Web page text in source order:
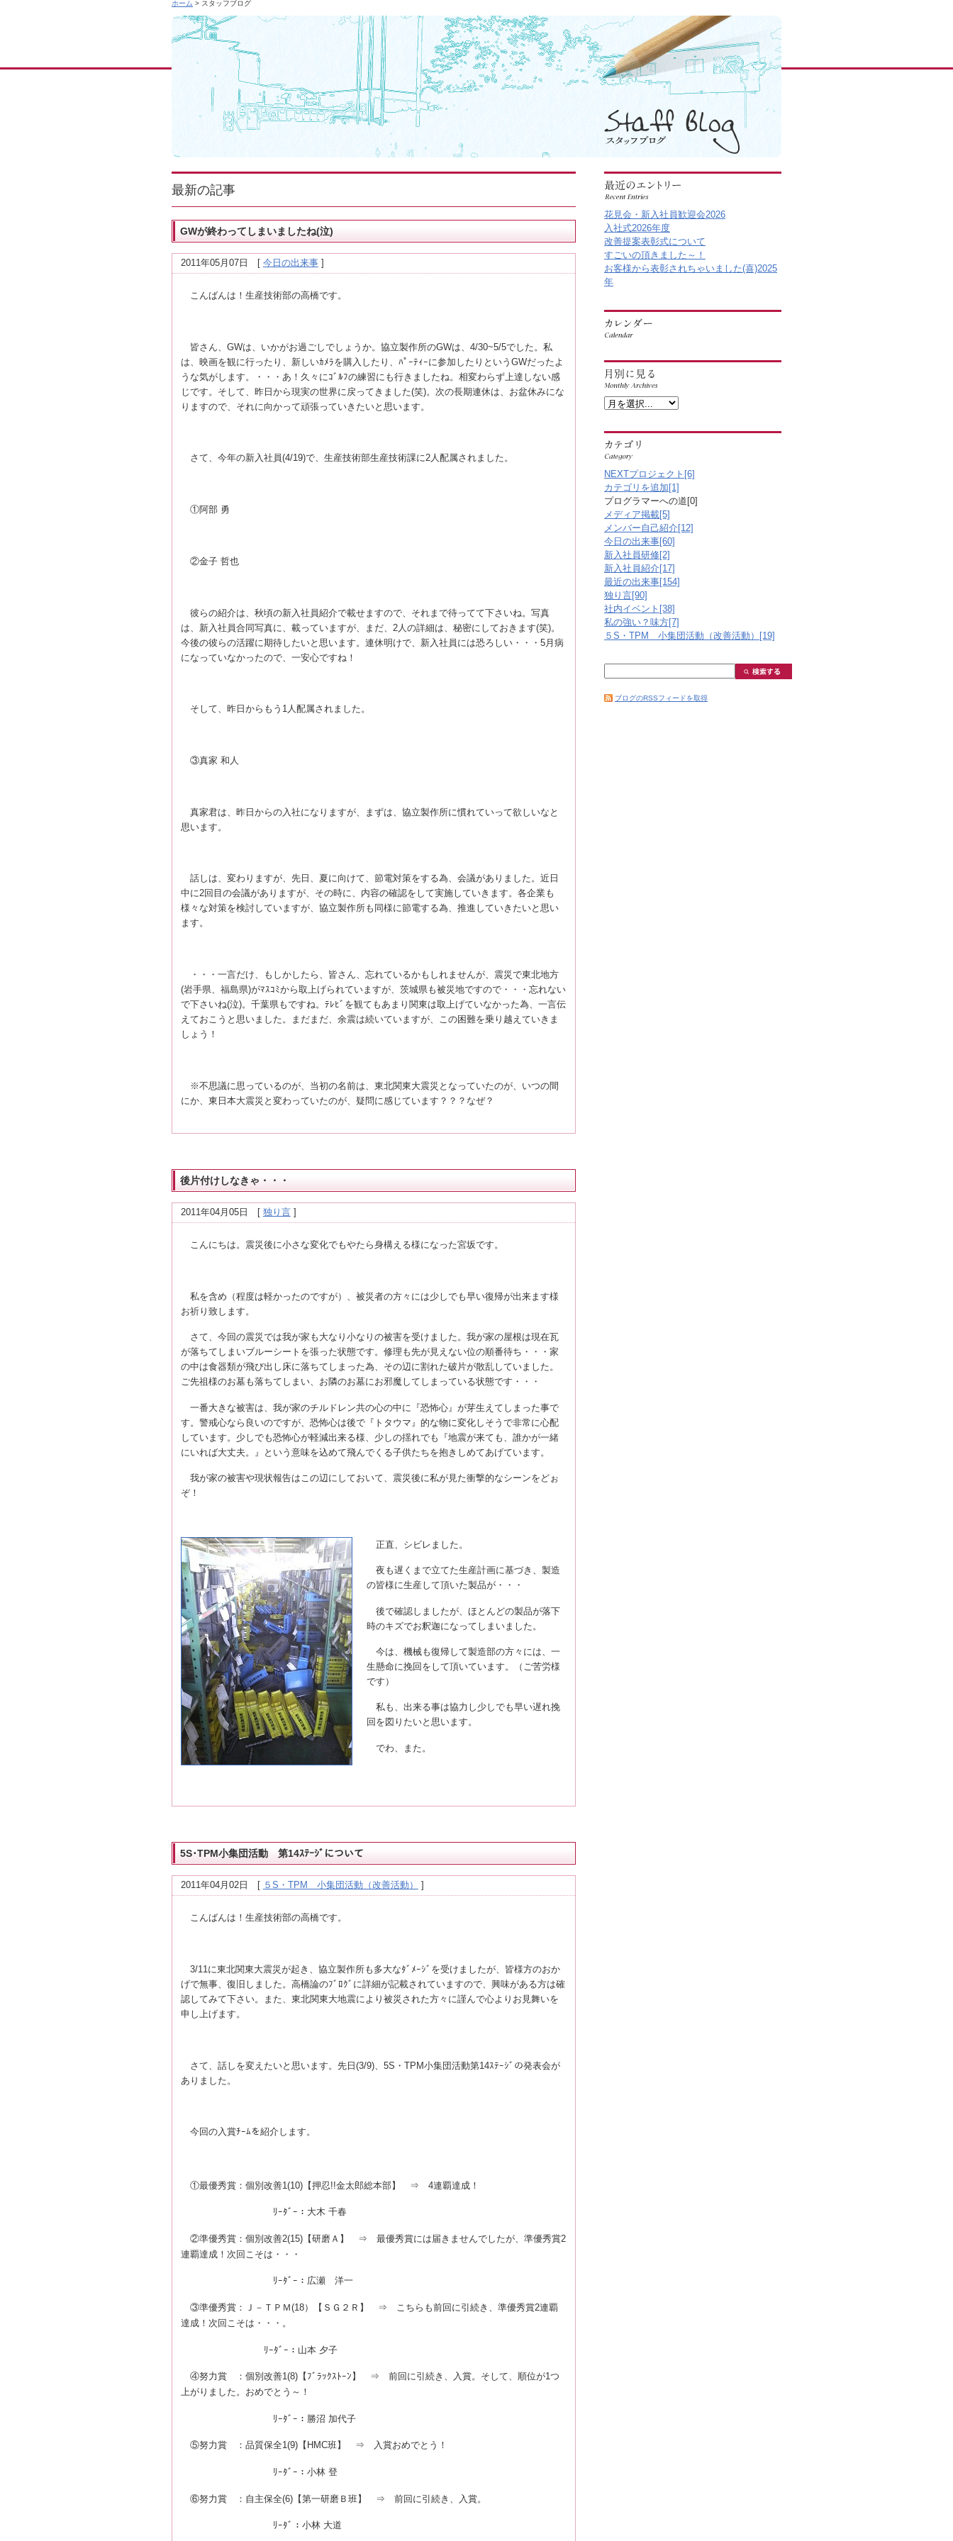
ホーム > スタッフブログ
最新の記事
GWが終わってしまいましたね(泣)
2011年05月07日 [ 今日の出来事]
こんばんは！生産技術部の高橋です。
皆さん、GWは、いかがお過ごしでしょうか。協立製作所のGWは、4/30~5/5でした。私
は、映画を観に行ったり、新しいｶﾒﾗを購入したり、ﾊﾟｰﾃｨｰに参加したりというGWだったよ
うな気がします。・・・あ！久々にｺﾞﾙﾌの練習にも行きましたね。相変わらず上達しない感
じです。そして、昨日から現実の世界に戻ってきました(笑)。次の長期連休は、お盆休みにな
りますので、それに向かって頑張っていきたいと思います。
さて、今年の新入社員(4/19)で、生産技術部生産技術課に2人配属されました。
①阿部 勇
②金子 哲也
彼らの紹介は、秋頃の新入社員紹介で載せますので、それまで待ってて下さいね。写真
は、新入社員合同写真に、載っていますが、まだ、2人の詳細は、秘密にしておきます(笑)。
今後の彼らの活躍に期待したいと思います。連休明けで、新入社員には恐ろしい・・・5月病
になっていなかったので、一安心ですね！
そして、昨日からもう1人配属されました。
③真家 和人
真家君は、昨日からの入社になりますが、まずは、協立製作所に慣れていって欲しいなと
思います。
話しは、変わりますが、先日、夏に向けて、節電対策をする為、会議がありました。近日
中に2回目の会議がありますが、その時に、内容の確認をして実施していきます。各企業も
様々な対策を検討していますが、協立製作所も同様に節電する為、推進していきたいと思い
ます。
・・・一言だけ、もしかしたら、皆さん、忘れているかもしれませんが、震災で東北地方
(岩手県、福島県)がﾏｽｺﾐから取上げられていますが、茨城県も被災地ですので・・・忘れない
で下さいね(泣)。千葉県もですね。ﾃﾚﾋﾞを観てもあまり関東は取上げていなかった為、一言伝
えておこうと思いました。まだまだ、余震は続いていますが、この困難を乗り越えていきま
しょう！
※不思議に思っているのが、当初の名前は、東北関東大震災となっていたのが、いつの間
にか、東日本大震災と変わっていたのが、疑問に感じています？？？なぜ？
後片付けしなきゃ・・・
2011年04月05日 [ 独り言]
こんにちは。震災後に小さな変化でもやたら身構える様になった宮坂です。
私を含め（程度は軽かったのですが）、被災者の方々には少しでも早い復帰が出来ます様
お祈り致します。
さて、今回の震災では我が家も大なり小なりの被害を受けました。我が家の屋根は現在瓦
が落ちてしまいブルーシートを張った状態です。修理も先が見えない位の順番待ち・・・家
の中は食器類が飛び出し床に落ちてしまった為、その辺に割れた破片が散乱していました。
ご先祖様のお墓も落ちてしまい、お隣のお墓にお邪魔してしまっている状態です・・・
一番大きな被害は、我が家のチルドレン共の心の中に『恐怖心』が芽生えてしまった事で
す。警戒心なら良いのですが、恐怖心は後で『トタウマ』的な物に変化しそうで非常に心配
しています。少しでも恐怖心が軽減出来る様、少しの揺れでも『地震が来ても、誰かが一緒
にいれば大丈夫。』という意味を込めて飛んでくる子供たちを抱きしめてあげています。
我が家の被害や現状報告はこの辺にしておいて、震災後に私が見た衝撃的なシーンをどぉ
ぞ！
正直、シビレました。
夜も遅くまで立てた生産計画に基づき、製造
の皆様に生産して頂いた製品が・・・
後で確認しましたが、ほとんどの製品が落下
時のキズでお釈迦になってしまいました。
今は、機械も復帰して製造部の方々には、一
生懸命に挽回をして頂いています。（ご苦労様
です）
私も、出来る事は協力し少しでも早い遅れ挽
回を図りたいと思います。
でわ、また。
5S･TPM小集団活動 第14ｽﾃｰｼﾞについて
2011年04月02日 [ ５S・TPM 小集団活動（改善活動） ]
こんばんは！生産技術部の高橋です。
3/11に東北関東大震災が起き、協立製作所も多大なﾀﾞﾒｰｼﾞを受けましたが、皆様方のおか
げで無事、復旧しました。高橋論のﾌﾞﾛｸﾞに詳細が記載されていますので、興味がある方は確
認してみて下さい。また、東北関東大地震により被災された方々に謹んで心よりお見舞いを
申し上げます。
さて、話しを変えたいと思います。 先日(3/9)、5S・TPM小集団活動第14ｽﾃｰｼﾞの発表会が
ありました。
今回の入賞ﾁｰﾑを紹介します。
①最優秀賞：個別改善1(10)【押忍!!金太郎総本部】 ⇒ 4連覇達成！
ﾘｰﾀﾞｰ：大木 千春
②準優秀賞：個別改善2(15)【研磨Ａ】 ⇒ 最優秀賞には届きませんでしたが、準優秀賞2
連覇達成！次回こそは・・・
ﾘｰﾀﾞｰ：広瀬 洋一
③準優秀賞：Ｊ－ＴＰＭ(18）【ＳＧ２Ｒ】 ⇒ こちらも前回に引続き、準優秀賞2連覇
達成！次回こそは・・・。
ﾘｰﾀﾞｰ：山本 夕子
④努力賞 ：個別改善1(8)【ﾌﾞﾗｯｸｽﾄｰﾝ】 ⇒ 前回に引続き、入賞。そして、順位が1つ
上がりました。おめでとう～！
ﾘｰﾀﾞｰ：勝沼 加代子
⑤努力賞 ：品質保全1(9)【HMC班】 ⇒ 入賞おめでとう！
ﾘｰﾀﾞｰ：小林 登
⑥努力賞 ：自主保全(6)【第一研磨Ｂ班】 ⇒ 前回に引続き、入賞。
ﾘｰﾀﾞ：小林 大道
花見会・新入社員歓迎会2026
入社式2026年度
改善提案表彰式について
すごいの頂きました～！
お客様から表彰されちゃいました(喜)2025
年
NEXTプロジェクト[6]
カテゴリを追加[1]
プログラマーへの道[0]
メディア掲載[5]
メンバー自己紹介[12]
今日の出来事[60]
新入社員研修[2]
新入社員紹介[17]
最近の出来事[154]
独り言[90]
社内イベント[38]
私の強い？味方[7]
５S・TPM 小集団活動（改善活動）[19]
ブログのRSSフィードを取得